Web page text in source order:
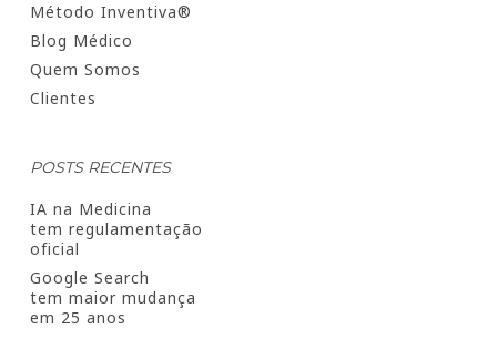
Método Inventiva®
Blog Médico
Quem Somos
Clientes
POSTS RECENTES
IA na Medicina
tem regulamentação
oficial
Google Search
tem maior mudança
em 25 anos